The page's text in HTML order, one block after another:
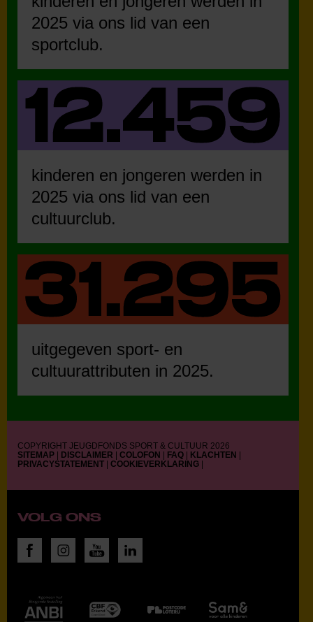
2025 via ons lid van een
sportclub.
kinderen en jongeren werden in
2025 via ons lid van een
cultuurclub.
uitgegeven sport- en
cultuurattributen in 2025.
COPYRIGHT JEUGDFONDS SPORT & CULTUUR 2026
SITEMAP
DISCLAIMER COLOFON FAQ KLACHTEN
PRIVACYSTATEMENT
COOKIEVERKLARING
VOLG ONS